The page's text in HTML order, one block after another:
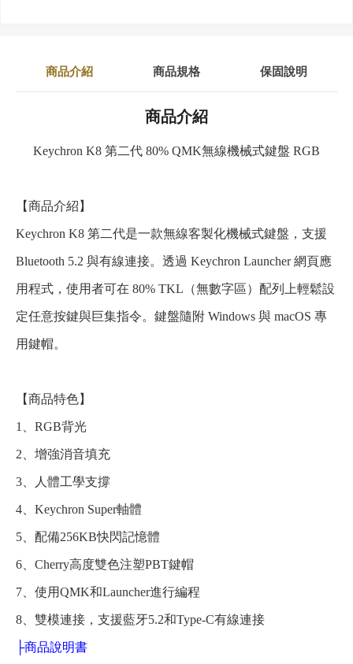
商品介紹 商品規格 保固說明
商品介紹
Keychron K8 第二代 80% QMK無線機械式鍵盤 RGB
【商品介紹】
Keychron K8 第二代是一款無線客製化機械式鍵盤，支援
Bluetooth 5.2 與有線連接。透過 Keychron Launcher 網頁應
用程式，使用者可在 80% TKL（無數字區）配列上輕鬆設
定任意按鍵與巨集指令。鍵盤隨附 Windows 與 macOS 專
用鍵帽。
【商品特色】
1、RGB背光
2、增強消音填充
3、人體工學支撐
4、Keychron Super軸體
5、配備256KB快閃記憶體
6、Cherry高度雙色注塑PBT鍵帽
7、使用QMK和Launcher進行編程
8、雙模連接，支援藍牙5.2和Type-C有線連接
├商品說明書